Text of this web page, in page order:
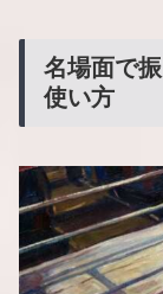
名場面で
使い方